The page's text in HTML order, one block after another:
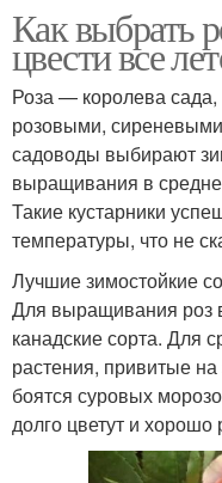
Как выбрать
цвести все
Роза — королева сада,
розовыми,
садоводы выбирают
выращивания в
Такие кустарники
температуры, что не
Лучшие зимостойкие
Для выращивания роз
канадские сорта. Для
растения, привитые
боятся суровых
долго цветут и хорошо